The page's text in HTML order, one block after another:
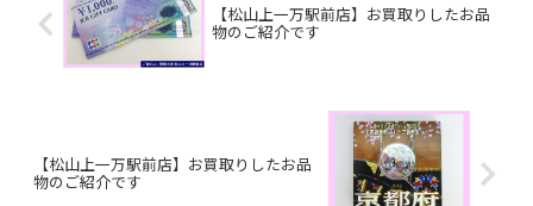
【松山上一万駅前店】お買取りしたお品
物のご紹介です
【松山上一万駅前店】お買取りしたお品
物のご紹介です